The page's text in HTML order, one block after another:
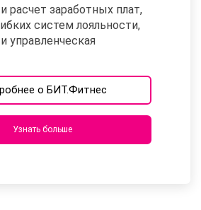
расчет заработных плат,
систем лояльности,
управленческая
о БИТ.Фитнес
Узнать больше